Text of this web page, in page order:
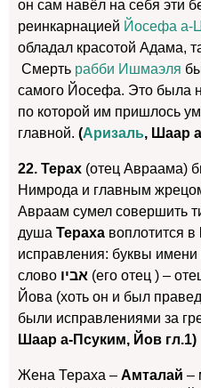
он сам навёл на себя эти
реинкарнацией Йосефа а-
обладал красотой Адама,
Смерть рабби Ишмаэля
самого Йосефа. Это была
по которой им пришлось
главной. (Аризаль, Шаар
22. Терах (отец Авраама)
Нимрода и главным
Авраам сумел совершить
душа Тераха воплотится в
исправления: буквы имени
слово אביו (его отец ) –
Йова (хоть он и был
были исправлениями за
Шаар а-Псуким, Йов гл.1)
Жена Тераха – Амталай –